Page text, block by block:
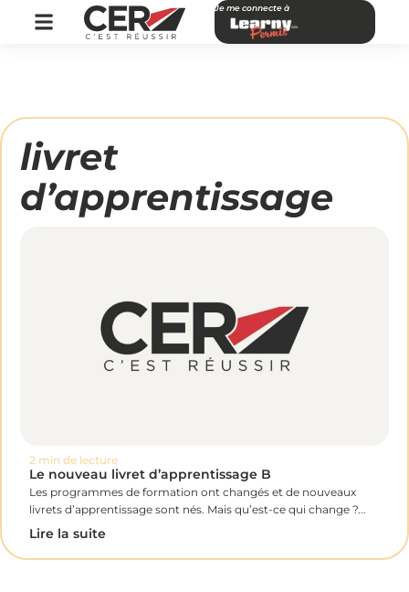
Je me connecte à
livret
d’apprentissage
2 min de lecture
Le nouveau livret d’apprentissage B
Les programmes de formation ont changés et de nouveaux
livrets d’apprentissage sont nés. Mais qu’est-ce qui change ?...
Lire la suite